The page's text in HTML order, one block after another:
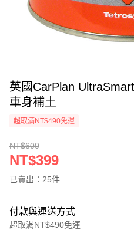
英國CarPlan
車身補土
超取滿NT$490免運
NT$600
NT$399
已賣出：25件
付款與運送方式
超取滿NT$490免運